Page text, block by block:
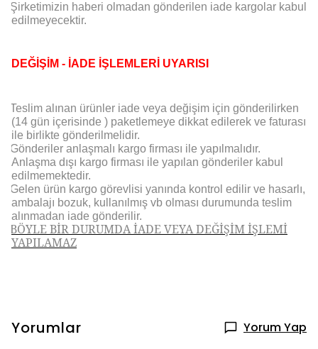
Şirketimizin haberi olmadan gönderilen iade kargolar kabul
edilmeyecektir.
DEĞİŞİM - İADE İŞLEMLERİ UYARISI
Teslim alınan ürünler iade veya değişim için gönderilirken
(14 gün içerisinde ) paketlemeye dikkat edilerek ve faturası
ile birlikte gönderilmelidir.
Gönderiler anlaşmalı kargo firması ile yapılmalıdır.
Anlaşma dışı kargo firması ile yapılan gönderiler kabul
edilmemektedir.
Gelen ürün kargo görevlisi yanında kontrol edilir ve hasarlı,
ambalajı bozuk, kullanılmış vb olması durumunda teslim
alınmadan iade gönderilir.
BÖYLE BİR DURUMDA İADE VEYA DEĞİŞİM İŞLEMİ
YAPILAMAZ
Yorumlar Yorum Yap